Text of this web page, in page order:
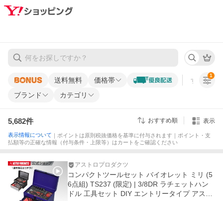
送料無料 価格帯 すべての条
ブランド カテゴリ
1
5,682件 おすすめ順 表示
表示情報について ｜ポイントは原則税抜価格を基準に付与されます｜ポイント・支
払額等の正確な情報（付与条件・上限等）はカートをご確認ください
アストロプロダクツ
コンパクトツールセット バイオレット ミリ (5
6点組) TS237 (限定) | 3/8DR ラチェットハン
ドル 工具セット DIY エントリータイプ アスト